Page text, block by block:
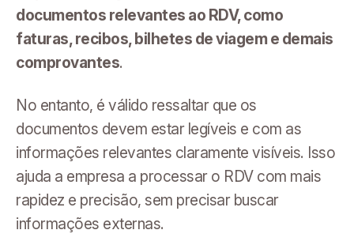
documentos relevantes ao RDV, como
faturas, recibos, bilhetes de viagem e demais
comprovantes.
No entanto, é válido ressaltar que os
documentos devem estar legíveis e com as
informações relevantes claramente visíveis. Isso
ajuda a empresa a processar o RDV com mais
rapidez e precisão, sem precisar buscar
informações externas.